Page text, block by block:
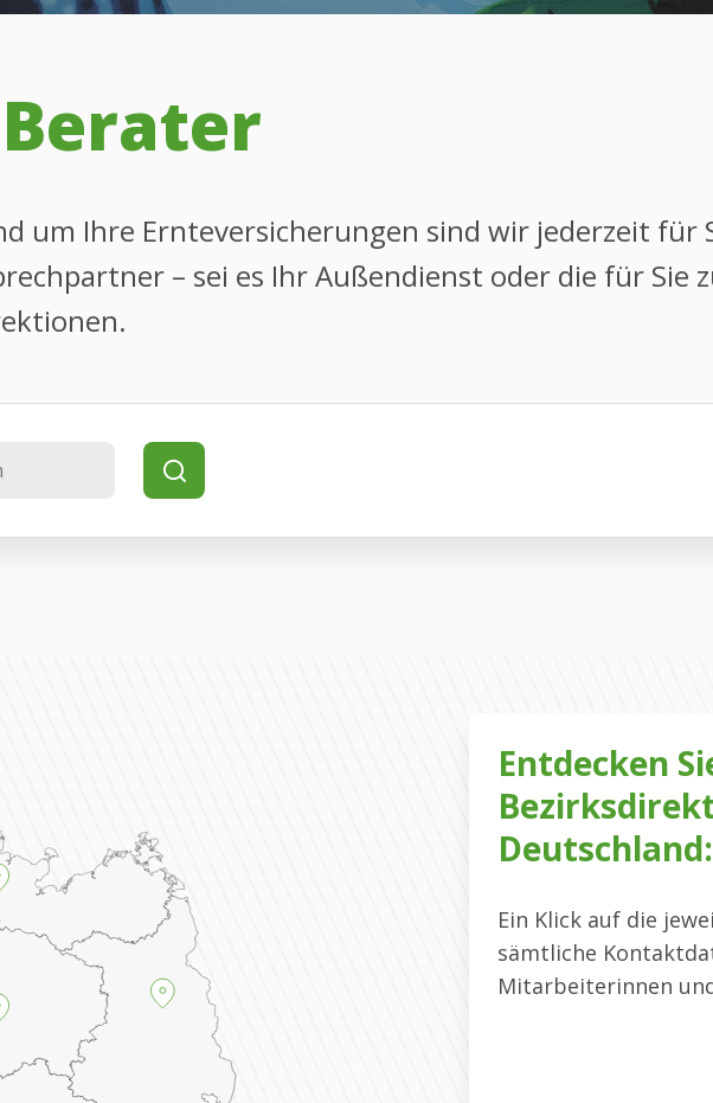
um Ihre Ernteversicherungen sind wir jederzeit für
– sei es Ihr Außendienst oder die für Sie
Suche
Entdecken
Deutschland:
Ein Klick auf die
sämtliche
Mitarbeiterinnen